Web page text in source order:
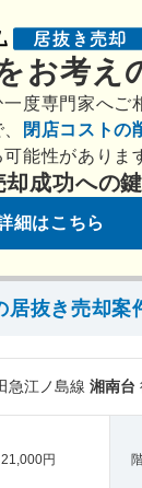
お考え
度専門家へご
閉店コストの
能性がありま
成功への鍵
細はこちら
居抜き売却案
急江ノ島線 湘南台
21,000円